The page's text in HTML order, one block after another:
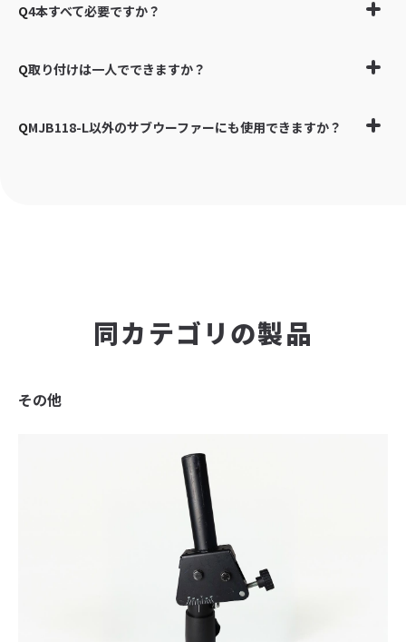
Q4本すべて必要ですか？
ットでのご使用をお願いします。
Q取り付けは一人でできますか？
MJ10は22kgあるため、十分な注意が必要です。
QMJB118-L以外のサブウーファーにも使用できますか？
同カテゴリの製品
その他